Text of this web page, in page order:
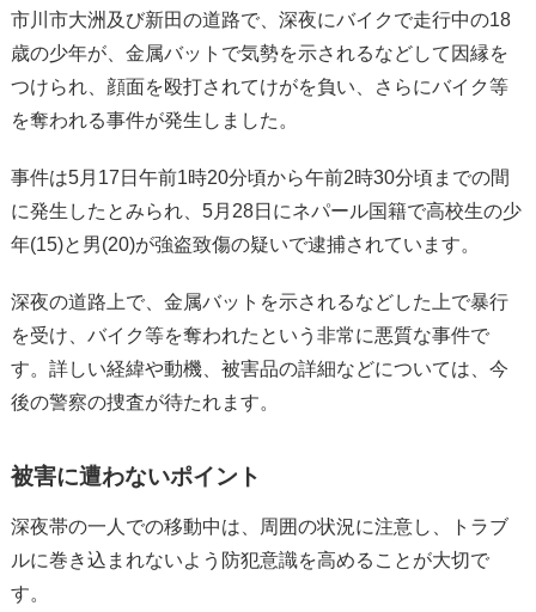
市川市大洲及び新田の道路で、深夜にバイクで走行中の18
歳の少年が、金属バットで気勢を示されるなどして因縁を
つけられ、顔面を殴打されてけがを負い、さらにバイク等
を奪われる事件が発生しました。
事件は5月17日午前1時20分頃から午前2時30分頃までの間
に発生したとみられ、5月28日にネパール国籍で高校生の少
年(15)と男(20)が強盗致傷の疑いで逮捕されています。
深夜の道路上で、金属バットを示されるなどした上で暴行
を受け、バイク等を奪われたという非常に悪質な事件で
す。詳しい経緯や動機、被害品の詳細などについては、今
後の警察の捜査が待たれます。
被害に遭わないポイント
深夜帯の一人での移動中は、周囲の状況に注意し、トラブ
ルに巻き込まれないよう防犯意識を高めることが大切で
す。